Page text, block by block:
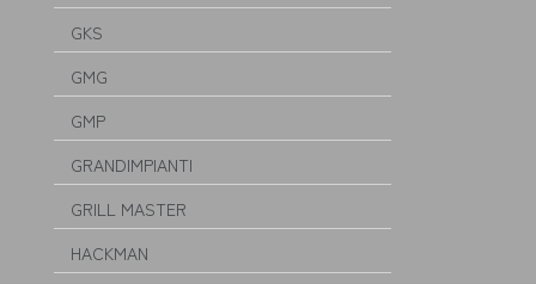
GKS
GMG
GMP
GRANDIMPIANTI
GRILL MASTER
HACKMAN